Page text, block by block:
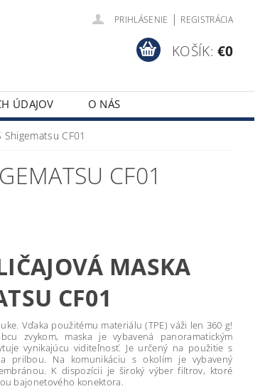
PRIHLÁSENIE | REGISTRÁCIA
KOŠÍK: €0
ÚDAJOV
O NÁS
CF01
CF01
MASKA
CF01
Vďaka použitému materiálu (TPE) váži len 360 g!
zvykom, maska je vybavená panoramatickým
vynikajúcu viditeľnosť. Je určený na použitie s
prilbou. Na komunikáciu s okolím je vybavený
K dispozícii je široký výber filtrov, ktoré
bajonetového konektora.